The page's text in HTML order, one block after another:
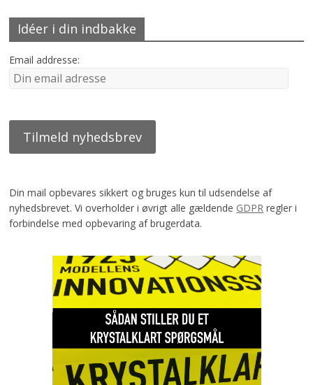
Idéer i din indbakke
Email addresse:
Din mail opbevares sikkert og bruges kun til udsendelse af
nyhedsbrevet. Vi overholder i øvrigt alle gældende GDPR regler i
forbindelse med opbevaring af brugerdata.